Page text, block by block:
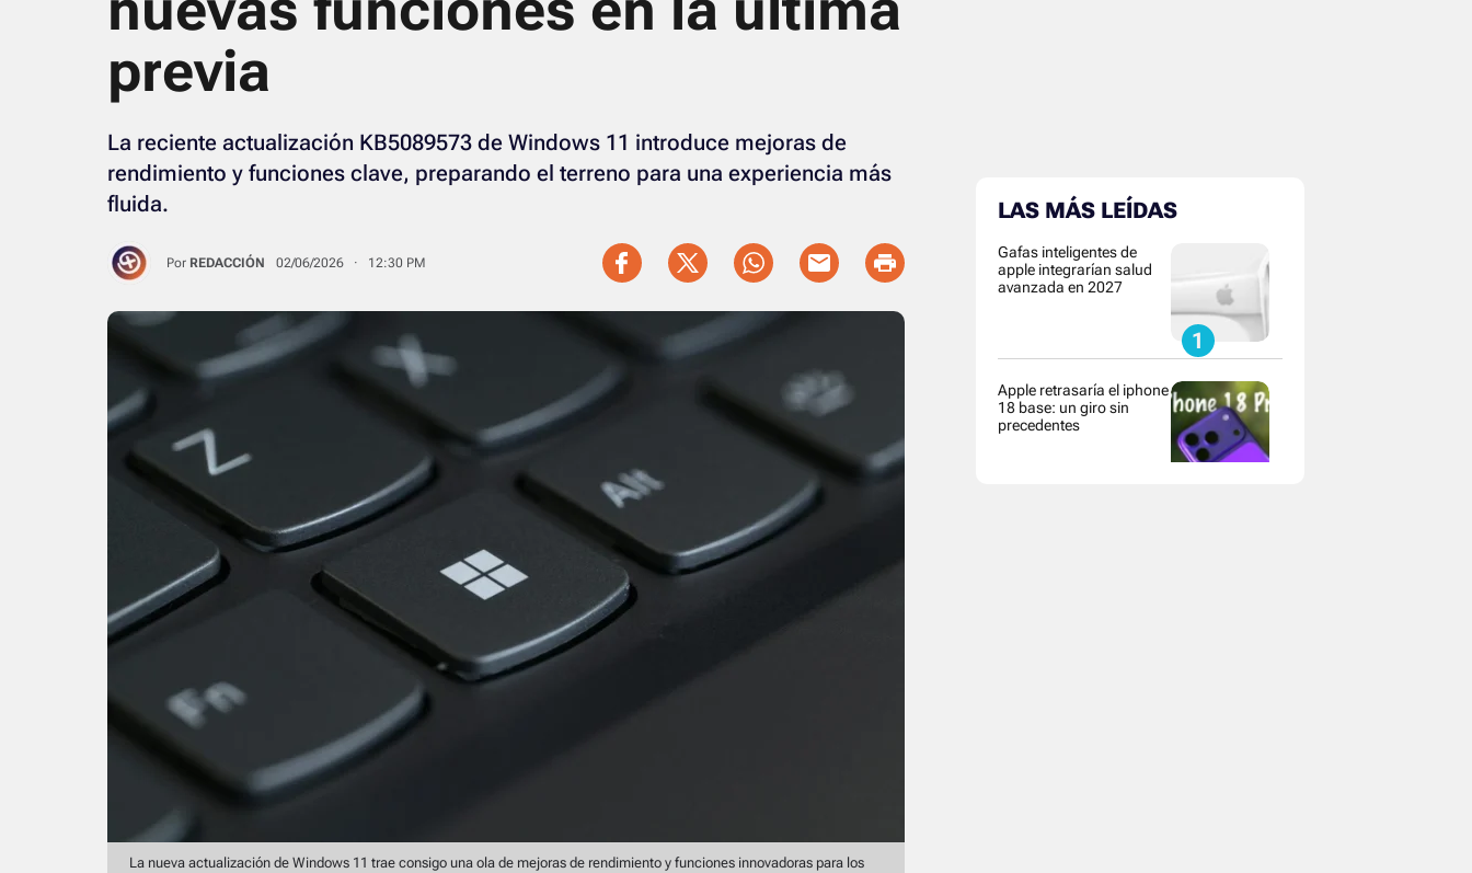
previa
La reciente actualización KB5089573 de Windows 11 introduce mejoras de
rendimiento y funciones clave, preparando el terreno para una experiencia más
fluida.
Por REDACCIÓN 02/06/2026 · 12:30 PM
La nueva actualización de Windows 11 trae consigo una ola de mejoras de rendimiento y funciones innovadoras para los
LAS MÁS LEÍDAS
Gafas inteligentes de
apple integrarían salud
avanzada en 2027
Apple retrasaría el iphone
18 base: un giro sin
precedentes